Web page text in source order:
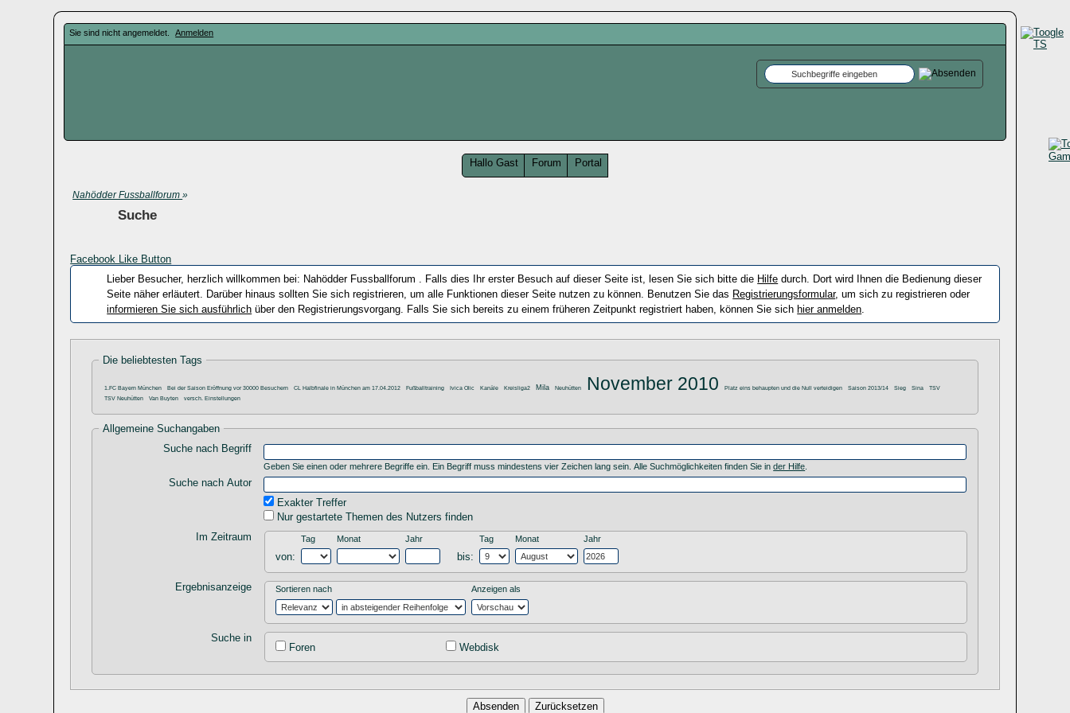
Sie sind nicht angemeldet. Anmelden
Hallo Gast Forum Portal
Nahödder Fussballforum»
Suche
Facebook Like Button
Lieber Besucher, herzlich willkommen bei: Nahödder Fussballforum . Falls dies Ihr erster Besuch auf dieser Seite ist, lesen Sie sich bitte die Hilfe durch. Dort wird Ihnen die Bedienung dieser
Seite näher erläutert. Darüber hinaus sollten Sie sich registrieren, um alle Funktionen dieser Seite nutzen zu können. Benutzen Sie das Registrierungsformular, um sich zu registrieren oder
informieren Sie sich ausführlich über den Registrierungsvorgang. Falls Sie sich bereits zu einem früheren Zeitpunkt registriert haben, können Sie sich hier anmelden.
Die beliebtesten Tags
1.FC Bayern München Bei der Saison Eröffnung vor 30000 Besuchern CL Halbfinale in München am 17.04.2012 Fußballtraining Ivica Olic Kanäle Kreisliga2 Mila Neuhütten November 2010 Platz eins behaupten und die Null verteidigen Saison 2013/14 Sieg Sina
TSV
TSV Neuhütten
Van Buyten versch. Einstellungen
Allgemeine Suchangaben
Suche nach Begriff
Geben Sie einen oder mehrere Begriffe ein. Ein Begriff muss mindestens vier Zeichen lang sein. Alle Suchmöglichkeiten finden Sie inder Hilfe
Suche nach Autor
Exakter Treffer
Nur gestartete Themen des Nutzers finden
Im Zeitraum
von:
Tag Monat Jahr
bis:
Tag Monat Jahr
Ergebnisanzeige Sortieren nach Anzeigen als
Suche in
Foren
Webdisk